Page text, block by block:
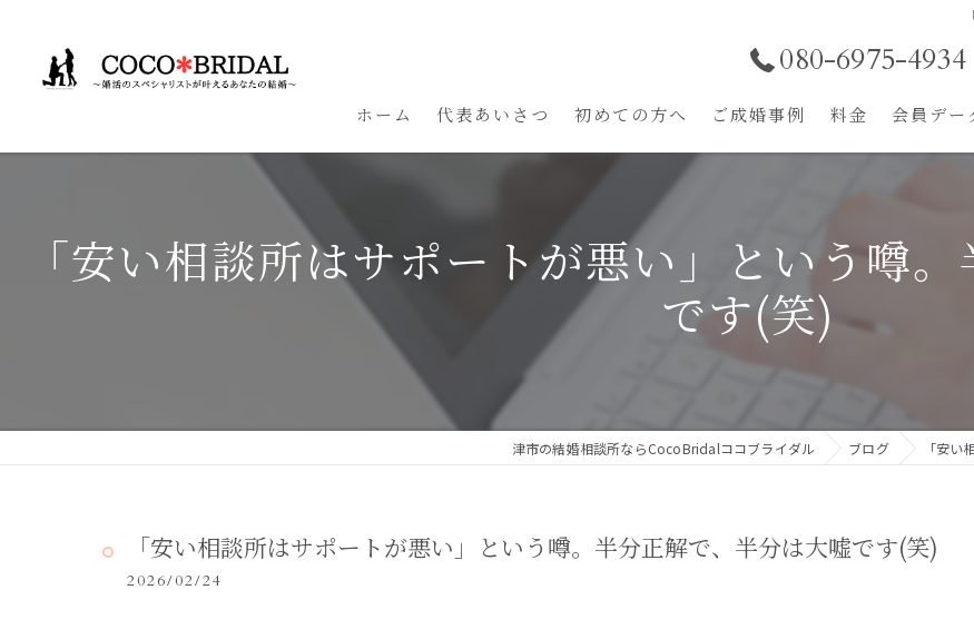
080-6975-4934
ホーム 代表あいさつ 初めての方へ
結婚相談所の選び方
年中無休LINE相談
ご成婚までの流れ
ご成婚事例 料金 会員デー
「安い相談所はサポートが悪い」という噂
です(笑)
津市の結婚相談所ならCocoBridalココブライダル ブログ 「安
「安い相談所はサポートが悪い」という噂。半分正解で、半分は大嘘です(笑)
2026/02/24